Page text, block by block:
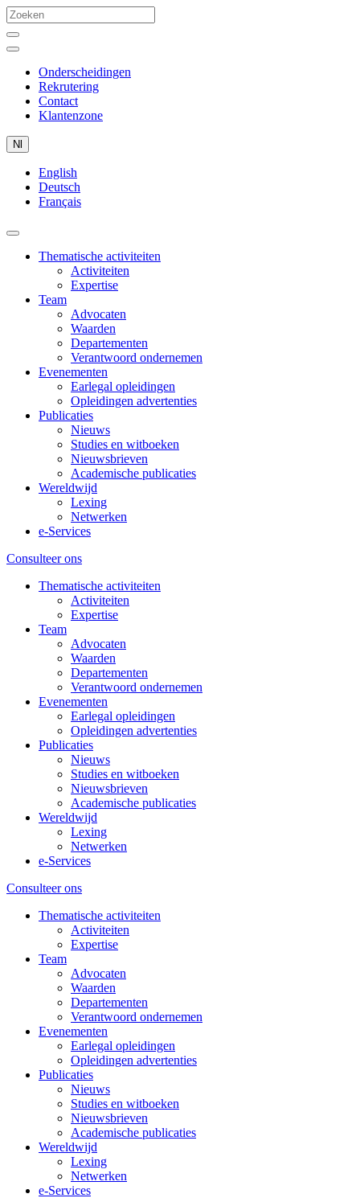
Onderscheidingen
Rekrutering
Contact
Klantenzone
Nl
English
Deutsch
Français
Thematische activiteiten
Activiteiten
Expertise
Team
Advocaten
Waarden
Departementen
Verantwoord ondernemen
Evenementen
Earlegal opleidingen
Opleidingen advertenties
Publicaties
Nieuws
Studies en witboeken
Nieuwsbrieven
Academische publicaties
Wereldwijd
Lexing
Netwerken
e-Services
Consulteer ons
Thematische activiteiten
Activiteiten
Expertise
Team
Advocaten
Waarden
Departementen
Verantwoord ondernemen
Evenementen
Earlegal opleidingen
Opleidingen advertenties
Publicaties
Nieuws
Studies en witboeken
Nieuwsbrieven
Academische publicaties
Wereldwijd
Lexing
Netwerken
e-Services
Consulteer ons
Thematische activiteiten
Activiteiten
Expertise
Team
Advocaten
Waarden
Departementen
Verantwoord ondernemen
Evenementen
Earlegal opleidingen
Opleidingen advertenties
Publicaties
Nieuws
Studies en witboeken
Nieuwsbrieven
Academische publicaties
Wereldwijd
Lexing
Netwerken
e-Services